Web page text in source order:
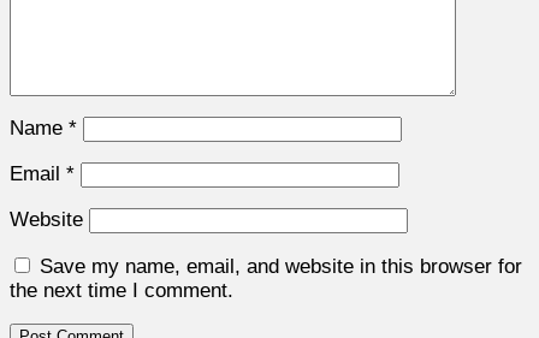
Name *
Email *
Website
Save my name, email, and website in this browser for
the next time I comment.